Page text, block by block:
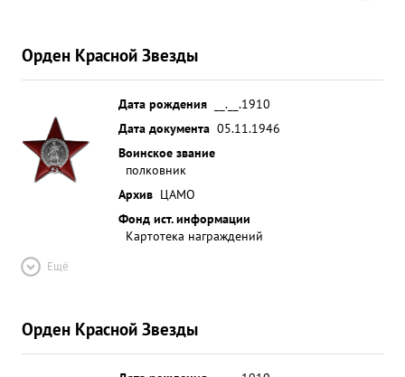
Орден Красной Звезды
Дата рождения
__.__.1910
Дата документа 05.11.1946
Воинское звание
полковник
Архив ЦАМО
Фонд ист. информации
Картотека награждений
Ещё
Орден Красной Звезды